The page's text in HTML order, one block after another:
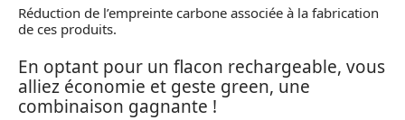
Réduction de l’empreinte carbone associée à la fabrication
de ces produits.
En optant pour un flacon rechargeable, vous
alliez économie et geste green, une
combinaison gagnante !